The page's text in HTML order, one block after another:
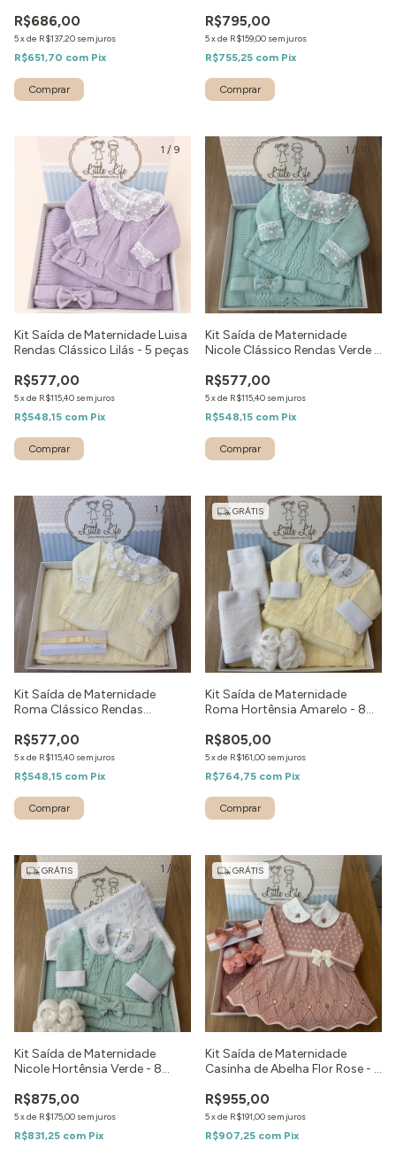
R$686,00
5xde R$137,20 sem juros
R$651,70 com Pix
Comprar
R$795,00
5xde R$159,00 sem juros
R$755,25 com Pix
Comprar
1 / 9
Kit Saída de Maternidade Luisa
Rendas Clássico Lilás - 5 peças
R$577,00
5xde R$115,40 sem juros
R$548,15 com Pix
Comprar
1 / 10
Kit Saída de Maternidade
Nicole Clássico Rendas Verde -
R$577,00
5xde R$115,40 sem juros
R$548,15 com Pix
1 / 10
Kit Saída de Maternidade
Roma Clássico Rendas
R$577,00
5xde R$115,40 sem juros
R$548,15 com Pix
1 / 9
GRÁTIS
Kit Saída de Maternidade
Roma Hortênsia Amarelo - 8
R$805,00
5xde R$161,00 sem juros
R$764,75 com Pix
Comprar
1 / 9
GRÁTIS
Kit Saída de Maternidade
Nicole Hortênsia Verde - 8
R$875,00
5xde R$175,00 sem juros
R$831,25 com Pix
1 / 8
GRÁTIS
Kit Saída de Maternidade
Casinha de Abelha Flor Rose - 6
R$955,00
5xde R$191,00 sem juros
R$907,25 com Pix